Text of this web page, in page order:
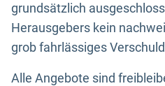
grundsätzlich
Herausgebers kein
grob fahrlässiges
Alle Angebote sind